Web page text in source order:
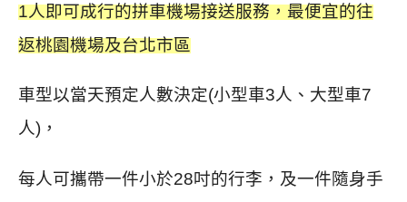
1人即可成行的拼車機場接送服務，最便宜的往
返桃園機場及台北市區
車型以當天預定人數決定(小型車3人、大型車7
人)，
每人可攜帶一件小於28吋的行李，及一件隨身手